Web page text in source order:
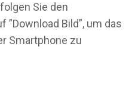
Sie den
”Download Bild”, um das
Smartphone zu